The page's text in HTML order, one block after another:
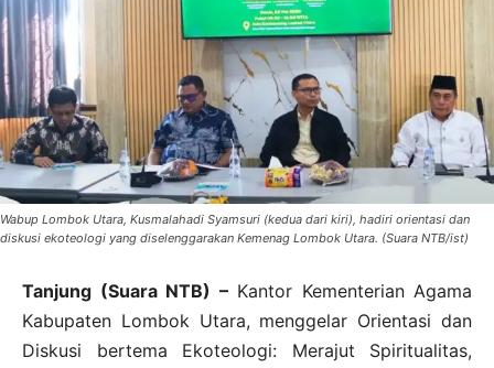
Wabup Lombok Utara, Kusmalahadi Syamsuri (kedua dari kiri), hadiri orientasi dan
diskusi ekoteologi yang diselenggarakan Kemenag Lombok Utara. (Suara NTB/ist)
Tanjung (Suara NTB) –Kantor Kementerian Agama
Kabupaten Lombok Utara, menggelar Orientasi dan
Diskusi bertema Ekoteologi: Merajut Spiritualitas,